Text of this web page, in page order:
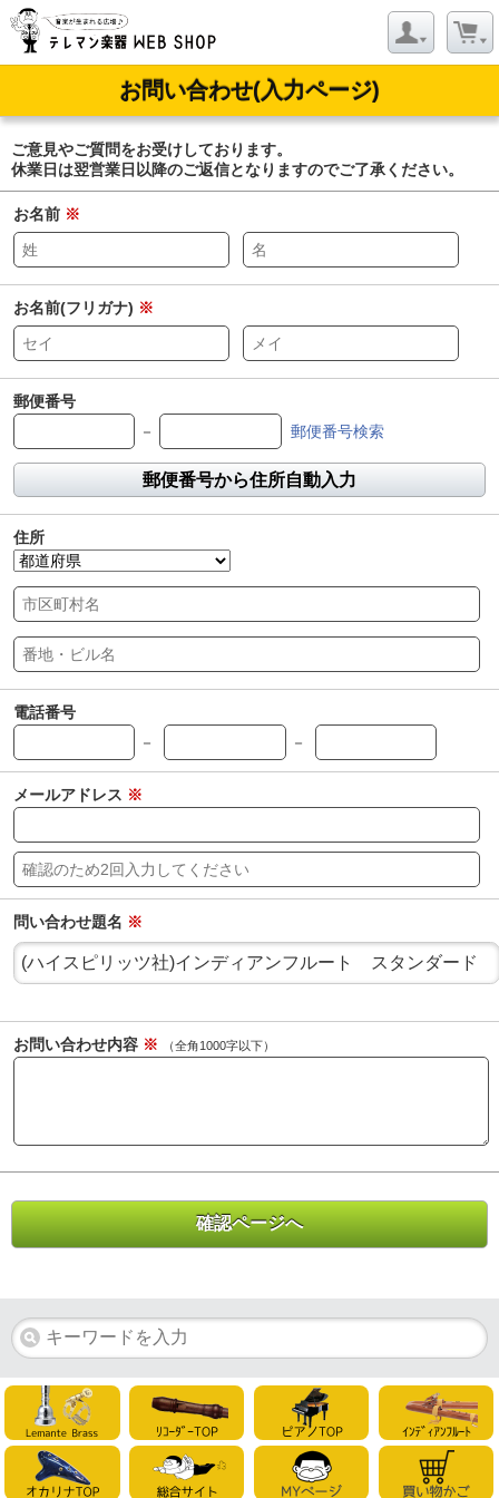
お問い合わせ(入力ページ)
ご意見やご質問をお受けしております。
休業日は翌営業日以降のご返信となりますのでご了承ください。
お名前 ※
お名前(フリガナ) ※
郵便番号
－
郵便番号検索
郵便番号から住所自動入力
住所
電話番号
－
－
メールアドレス ※
問い合わせ題名 ※
お問い合わせ内容 ※ （全角1000字以下）